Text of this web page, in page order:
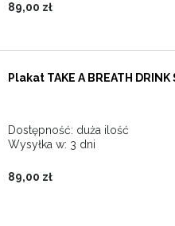
89,00 zł
Plakat TAKE A BREATH
Dostępność: duża ilość
Wysyłka w: 3 dni
89,00 zł